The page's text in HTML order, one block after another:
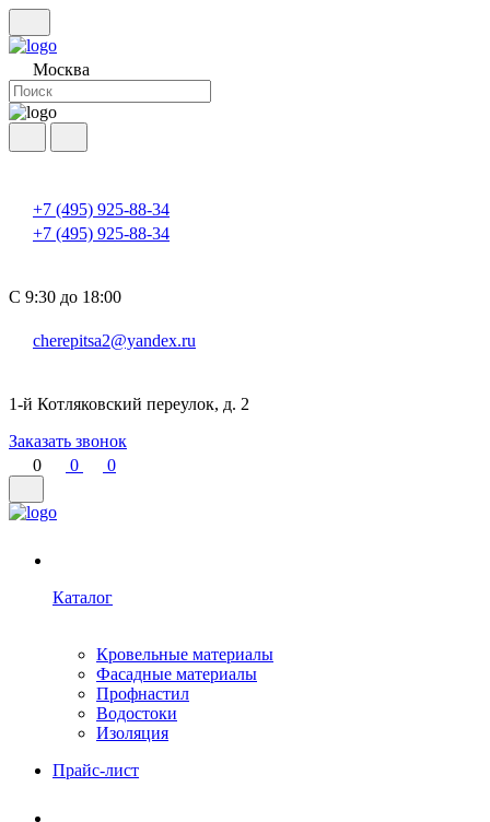
Москва
+7 (495) 925-88-34
+7 (495) 925-88-34
С 9:30 до 18:00
cherepitsa2@yandex.ru
1-й Котляковский переулок, д. 2
Заказать звонок
0
0 0
Каталог
Кровельные материалы
Фасадные материалы
Профнастил
Водостоки
Изоляция
Прайс-лист